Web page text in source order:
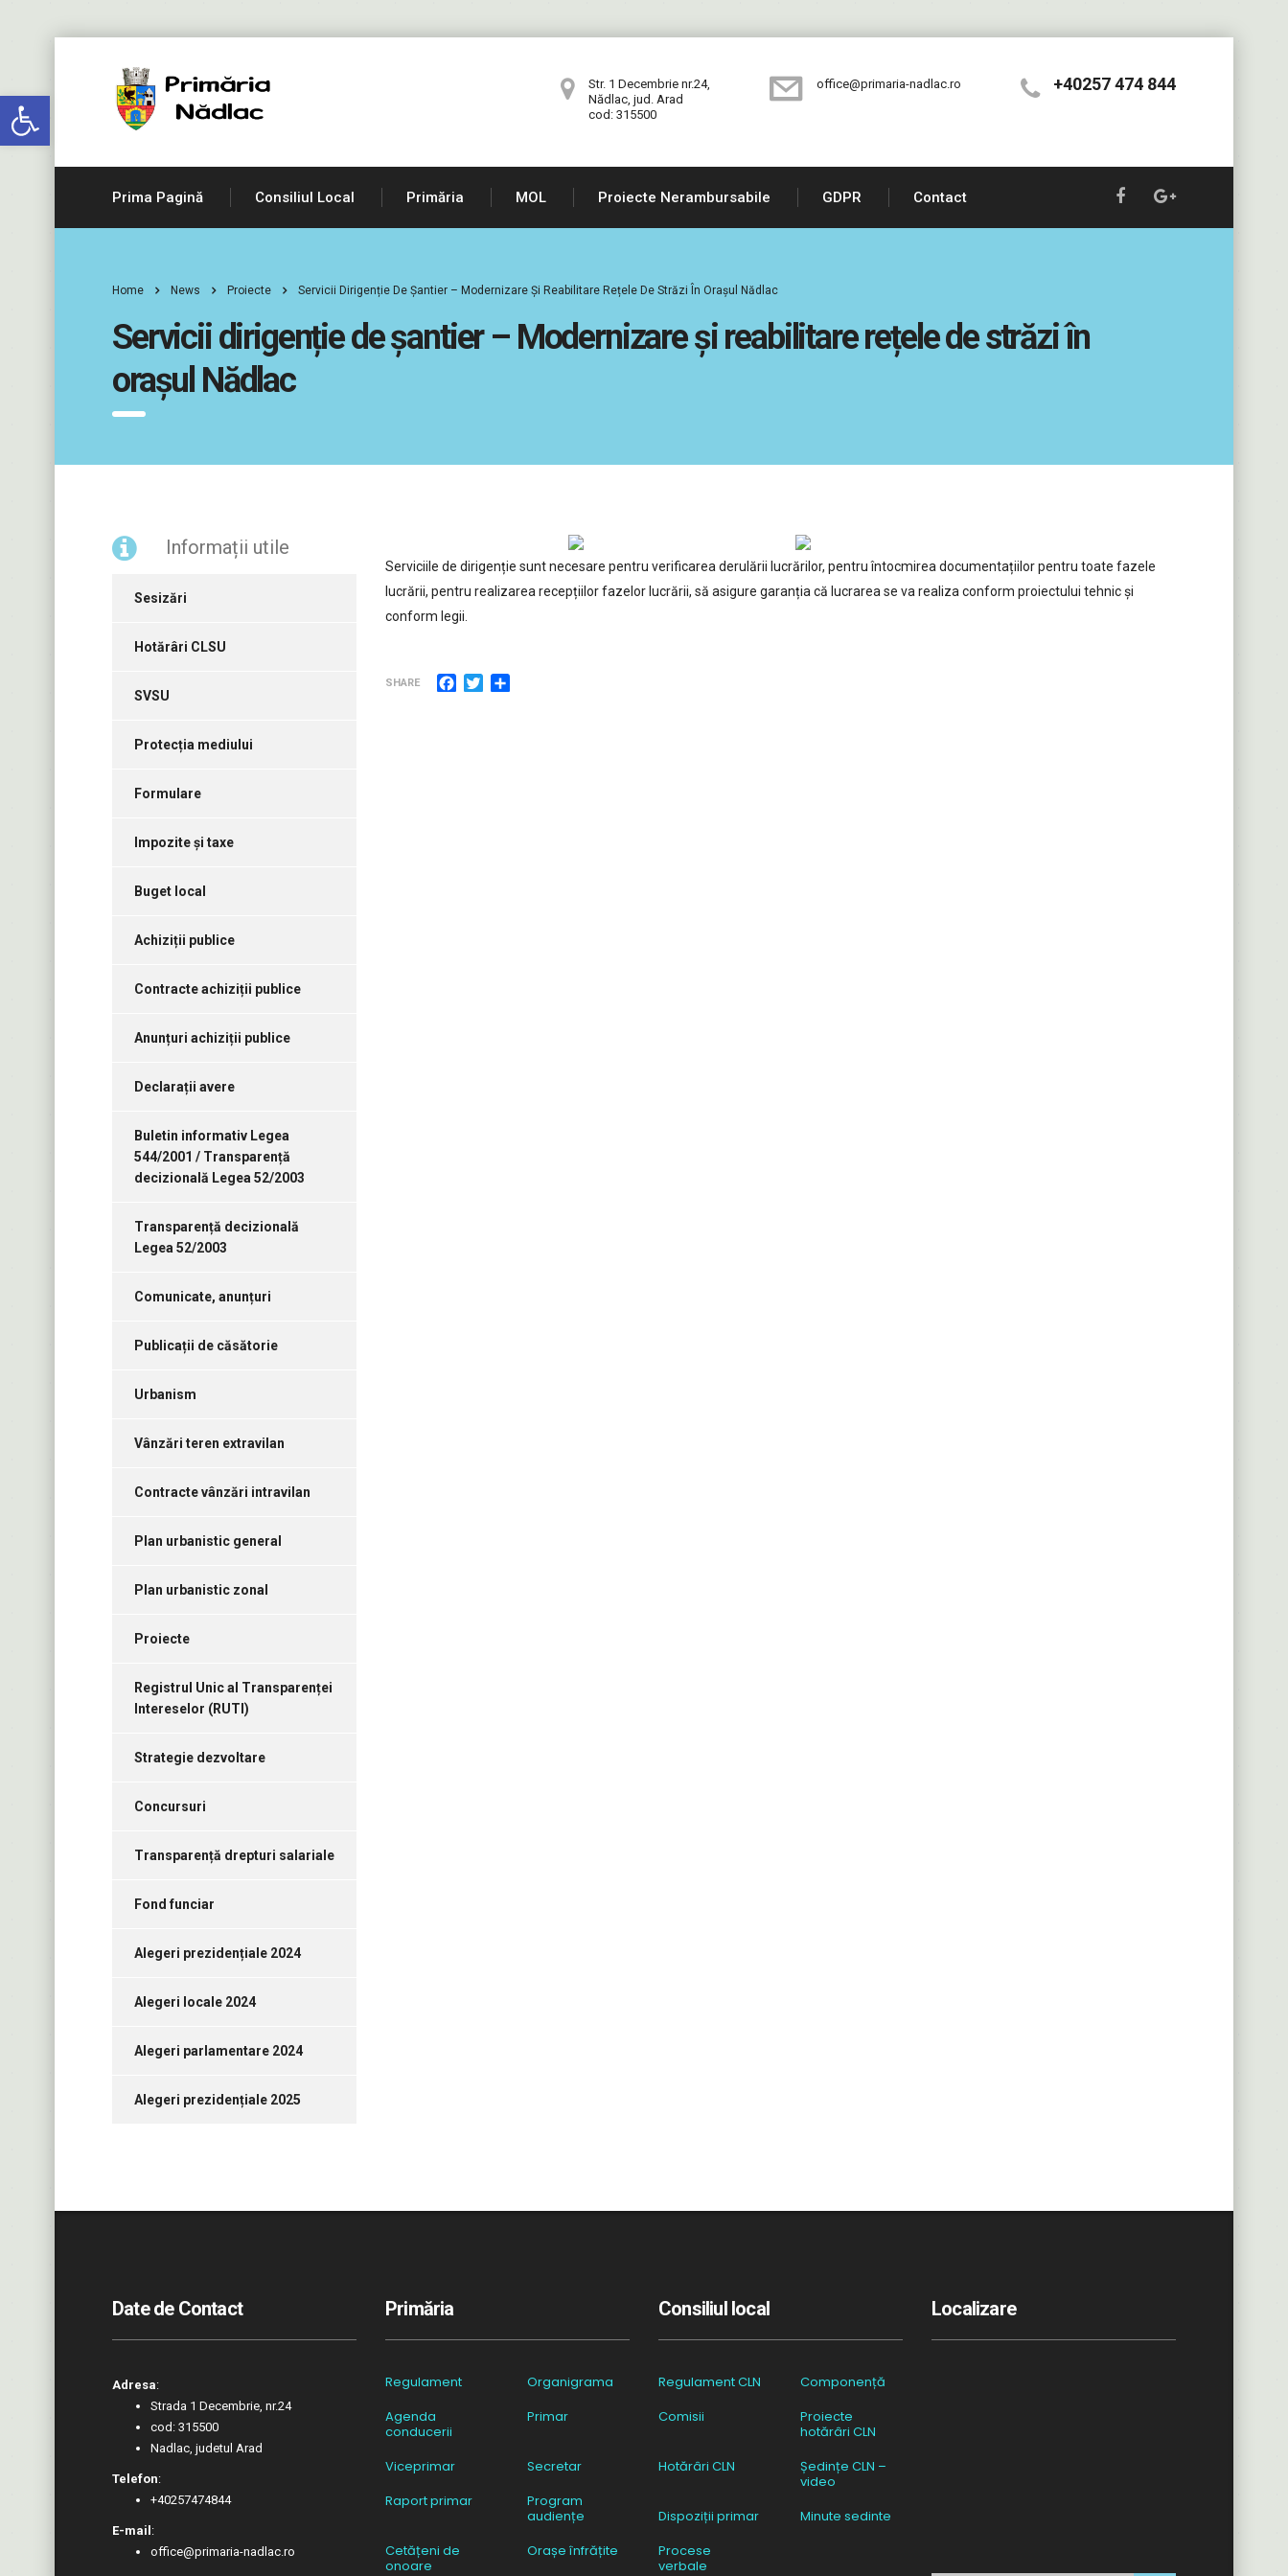
Deschide bara de unelte
+40257 474 844
office@primaria-nadlac.ro
Str. 1 Decembrie nr.24,
Nădlac, jud. Arad
cod: 315500
Prima Pagină Consiliul Local Primăria MOL Proiecte Nerambursabile GDPR Contact
Home News Proiecte Servicii Dirigenție De Șantier – Modernizare Și Reabilitare Rețele De Străzi În Orașul Nădlac
Servicii dirigenție de șantier – Modernizare și reabilitare rețele de străzi în
orașul Nădlac
Serviciile de dirigenție sunt necesare pentru verificarea derulării lucrărilor, pentru întocmirea documentațiilor pentru toate fazele
lucrării, pentru realizarea recepțiilor fazelor lucrării, să asigure garanția că lucrarea se va realiza conform proiectului tehnic și
conform legii.
SHARE Facebook
Twitter
Informații utile
Sesizări
Hotărâri CLSU
SVSU
Protecția mediului
Formulare
Impozite și taxe
Buget local
Achiziții publice
Contracte achiziții publice
Anunțuri achiziții publice
Declarații avere
Buletin informativ Legea
544/2001 / Transparență
decizională Legea 52/2003
Transparență decizională
Legea 52/2003
Comunicate, anunțuri
Publicații de căsătorie
Urbanism
Vânzări teren extravilan
Contracte vânzări intravilan
Plan urbanistic general
Plan urbanistic zonal
Proiecte
Registrul Unic al Transparenței
Intereselor (RUTI)
Strategie dezvoltare
Concursuri
Transparență drepturi salariale
Fond funciar
Alegeri prezidențiale 2024
Alegeri locale 2024
Alegeri parlamentare 2024
Alegeri prezidențiale 2025
Date de Contact
Adresa:
Strada 1 Decembrie, nr.24
cod: 315500
Nadlac, judetul Arad
Telefon:
+40257474844
E-mail :
office@primaria-nadlac.ro
Primăria
Regulament
Organigrama
Agenda
conducerii
Primar
Viceprimar
Secretar
Raport primar
Program
audiențe
Cetățeni de
onoare
Orașe înfrățite
Consiliul local
Regulament CLN
Componență
Comisii
Proiecte
hotărâri CLN
Hotărâri CLN
Ședințe CLN –
video
Dispoziții primar
Minute sedinte
Procese
verbale
Localizare